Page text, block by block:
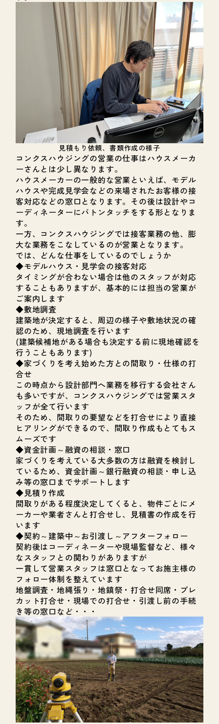
見積もり依頼、書類作成の様子
コンクスハウジングの営業の仕事はハウスメーカ
ーさんとは少し異なります。
ハウスメーカーの一般的な営業といえば、モデル
ハウスや完成見学会などの来場されたお客様の接
客対応などの窓口となります。その後は設計やコ
ーディネーターにバトンタッチをする形となりま
す。
一方、コンクスハウジングでは接客業務の他、膨
大な業務をこなしているのが営業となります。
では、どんな仕事をしているのでしょうか
◆モデルハウス・見学会の接客対応
タイミングが合わない場合は他のスタッフが対応
することもありますが、基本的には担当の営業が
ご案内します
◆敷地調査
建築地が決定すると、周辺の様子や敷地状況の確
認のため、現地調査を行います
(建築候補地がある場合も決定する前に現地確認を
行うこともあります)
◆家づくりを考え始めた方との間取り・仕様の打
合せ
この時点から設計部門へ業務を移行する会社さん
も多いですが、コンクスハウジングでは営業スタ
ッフが全て行います
そのため、間取りの要望などを打合せにより直接
ヒアリングができるので、間取り作成もとてもス
ムーズです
◆資金計画～融資の相談・窓口
家づくりを考えている大多数の方は融資を検討し
ているため、資金計画～銀行融資の相談・申し込
み等の窓口までサポートします
◆見積り作成
間取りがある程度決定してくると、物件ごとにメ
ーカーや業者さんと打合せし、見積書の作成を行
います
◆契約～建築中～お引渡し～アフターフォロー
契約後はコーディネーターや現場監督など、様々
なスタッフとの関わりがありますが
一貫して営業スタッフは窓口となってお施主様の
フォロー体制を整えています
地盤調査・地縄張り・地鎮祭・打合せ同席・プレ
カット打合せ・現場での打合せ・引渡し前の手続
き等の窓口など・・・